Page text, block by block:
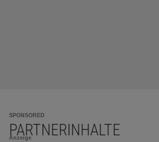
SPONSORED
PARTNERINHALTE
Anzeige